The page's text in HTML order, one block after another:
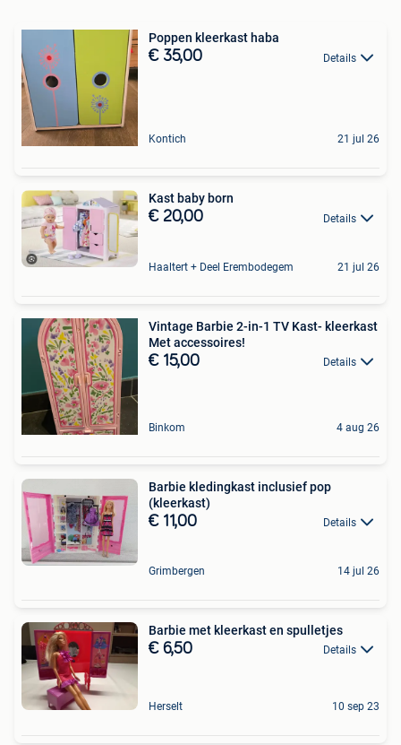
Poppen kleerkast haba
€ 35,00 Details
Kontich 21 jul 26
Kast baby born
€ 20,00 Details
Haaltert + Deel Erembodegem 21 jul 26
Vintage Barbie 2-in-1 TV Kast- kleerkast
Met accessoires!
€ 15,00 Details
Binkom 4 aug 26
Barbie kledingkast inclusief pop
(kleerkast)
€ 11,00 Details
Grimbergen 14 jul 26
Barbie met kleerkast en spulletjes
€ 6,50 Details
Herselt 10 sep 23